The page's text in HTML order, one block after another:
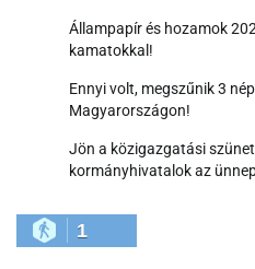
Állampapír és hozamok
kamatokkal!
Ennyi volt, megszűnik 3
Magyarországon!
Jön a közigazgatási
kormányhivatalok az
1